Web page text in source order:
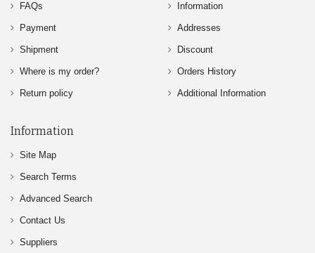
FAQs
Payment
Shipment
Where is my order?
Return policy
Information
Addresses
Discount
Orders History
Additional Information
Information
Site Map
Search Terms
Advanced Search
Contact Us
Suppliers